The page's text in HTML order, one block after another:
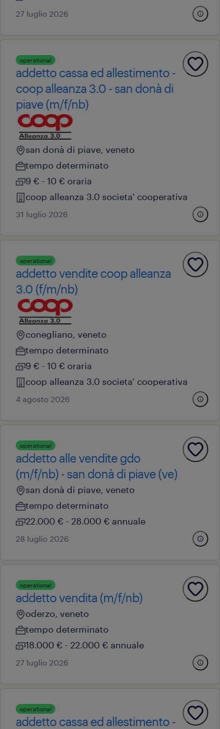
27 luglio 2026
operational
addetto cassa ed allestimento -
coop alleanza 3.0 - san donà di
piave (m/f/nb)
san donà di piave, veneto
tempo determinato
9 € - 10 € oraria
coop alleanza 3.0 societa' cooperativa
31 luglio 2026
operational
addetto vendite coop alleanza
3.0 (f/m/nb)
conegliano, veneto
tempo determinato
9 € - 10 € oraria
coop alleanza 3.0 societa' cooperativa
4 agosto 2026
operational
addetto alle vendite gdo
(m/f/nb) - san donà di piave (ve)
san donà di piave, veneto
tempo determinato
22.000 € - 28.000 € annuale
28 luglio 2026
operational
addetto vendita (m/f/nb)
oderzo, veneto
tempo determinato
18.000 € - 22.000 € annuale
27 luglio 2026
operational
addetto cassa ed allestimento -